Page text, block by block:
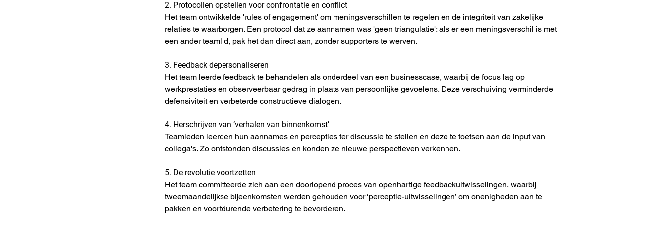
2. Protocollen opstellen voor confrontatie en conflict
Het team ontwikkelde 'rules of engagement' om meningsverschillen te regelen en de integriteit van zakelijke
relaties te waarborgen. Een protocol dat ze aannamen was 'geen triangulatie': als er een meningsverschil is met
een ander teamlid, pak het dan direct aan, zonder supporters te werven.
3. Feedback depersonaliseren
Het team leerde feedback te behandelen als onderdeel van een businesscase, waarbij de focus lag op
werkprestaties en observeerbaar gedrag in plaats van persoonlijke gevoelens. Deze verschuiving verminderde
defensiviteit en verbeterde constructieve dialogen.
4. Herschrijven van ‘verhalen van binnenkomst’
Teamleden leerden hun aannames en percepties ter discussie te stellen en deze te toetsen aan de input van
collega's. Zo ontstonden discussies en konden ze nieuwe perspectieven verkennen.
5. De revolutie voortzetten
Het team committeerde zich aan een doorlopend proces van openhartige feedbackuitwisselingen, waarbij
tweemaandelijkse bijeenkomsten werden gehouden voor ‘perceptie-uitwisselingen’ om onenigheden aan te
pakken en voortdurende verbetering te bevorderen.